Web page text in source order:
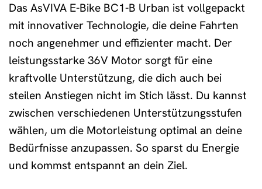
Das AsVIVA E-Bike BC1-B Urban ist vollgepackt
mit innovativer Technologie, die deine Fahrten
noch angenehmer und effizienter macht. Der
leistungsstarke 36V Motor sorgt für eine
kraftvolle Unterstützung, die dich auch bei
steilen Anstiegen nicht im Stich lässt. Du kannst
zwischen verschiedenen Unterstützungsstufen
wählen, um die Motorleistung optimal an deine
Bedürfnisse anzupassen. So sparst du Energie
und kommst entspannt an dein Ziel.